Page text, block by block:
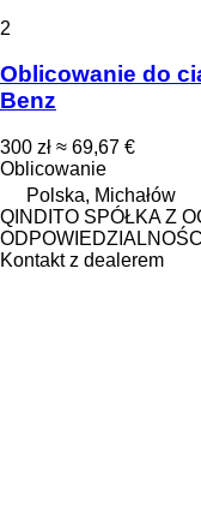
2
Oblicowanie do
Benz
300 zł ≈ 69,67 €
Oblicowanie
Polska, Michałów
QINDITO SPÓŁKA Z
Kontakt z dealerem